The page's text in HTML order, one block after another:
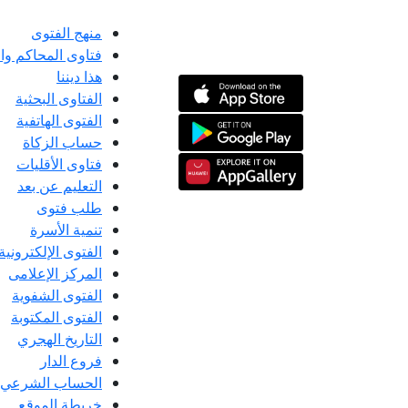
منهج الفتوى
فتاوى المحاكم
هذا ديننا
الفتاوى البحثية
الفتوى الهاتفية
حساب الزكاة
فتاوى الأقليات
التعليم عن بعد
طلب فتوى
تنمية الأسرة
الفتوى الإلكترونية
المركز الإعلامى
الفتوى الشفوية
الفتوى المكتوبة
التاريخ الهجري
فروع الدار
الحساب الشرعي